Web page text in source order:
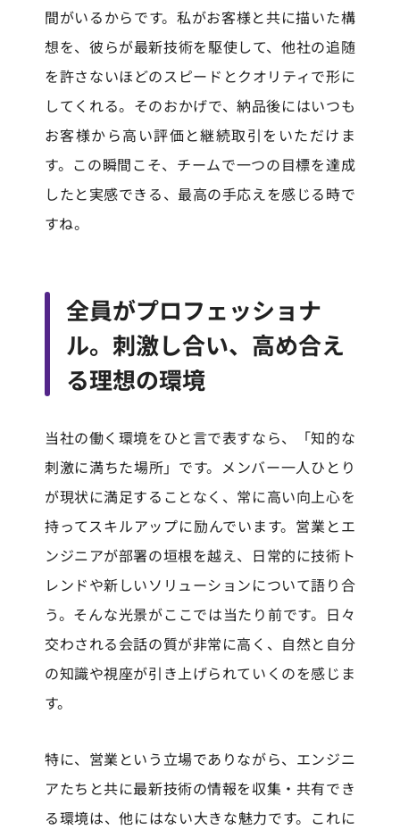
間がいるからです。私がお客様と共に描いた構
想を、彼らが最新技術を駆使して、他社の追随
を許さないほどのスピードとクオリティで形に
してくれる。そのおかげで、納品後にはいつも
お客様から高い評価と継続取引をいただけま
す。この瞬間こそ、チームで一つの目標を達成
したと実感できる、最高の手応えを感じる時で
すね。
全員がプロフェッショナ
ル。刺激し合い、高め合え
る理想の環境
当社の働く環境をひと言で表すなら、「知的な
刺激に満ちた場所」です。メンバー一人ひとり
が現状に満足することなく、常に高い向上心を
持ってスキルアップに励んでいます。営業とエ
ンジニアが部署の垣根を越え、日常的に技術ト
レンドや新しいソリューションについて語り合
う。そんな光景がここでは当たり前です。日々
交わされる会話の質が非常に高く、自然と自分
の知識や視座が引き上げられていくのを感じま
す。
特に、営業という立場でありながら、エンジニ
アたちと共に最新技術の情報を収集・共有でき
る環境は、他にはない大きな魅力です。これに